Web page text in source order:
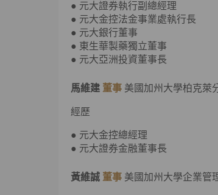
● 元大證券執行副總經理
● 元大金控法金事業處執行長
● 元大銀行董事
● 東生華製藥獨立董事
● 元大亞洲投資董事長
馬維建 董事 美國加州大學柏克萊
經歷
● 元大金控總經理
● 元大證券金融董事長
黃維誠 董事 美國加州大學企業管